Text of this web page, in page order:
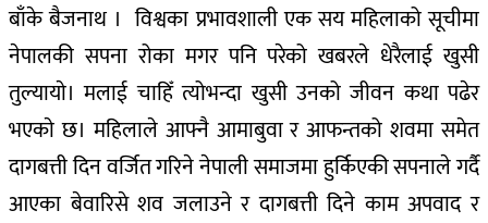
बाँके बैजनाथ । विश्वका प्रभावशाली एक सय महिलाको सूचीमा
नेपालकी सपना रोका मगर पनि परेको खबरले धेरैलाई खुसी
तुल्यायाे। मलाई चाहिँ त्योभन्दा खुसी उनको जीवन कथा पढेर
भएकाे छ। महिलाले आफ्नै आमाबुवा र आफन्तको शवमा समेत
दागबत्ती दिन वर्जित गरिने नेपाली समाजमा हुर्किएकी सपनाले गर्दै
आएका बेवारिसे शव जलाउने र दागबत्ती दिने काम अपवाद र